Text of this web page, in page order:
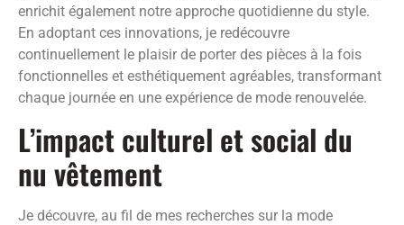
enrichit également notre approche quotidienne du style.
En adoptant ces innovations, je redécouvre
continuellement le plaisir de porter des pièces à la fois
fonctionnelles et esthétiquement agréables, transformant
chaque journée en une expérience de mode renouvelée.
L’impact culturel et social du
nu vêtement
Je découvre, au fil de mes recherches sur la mode